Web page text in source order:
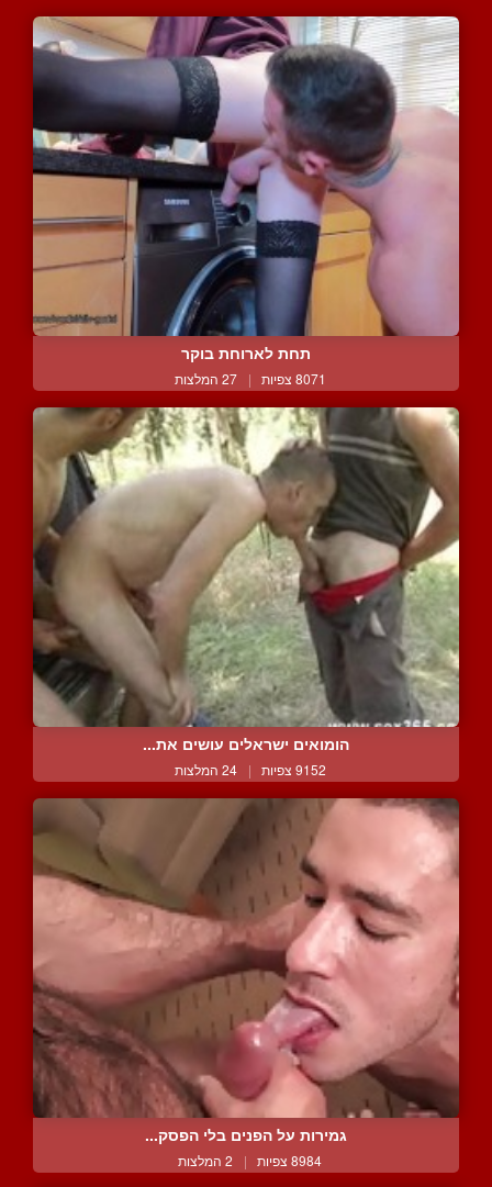
תחת לארוחת בוקר
8071 צפיות | 27 המלצות
הומואים ישראלים עושים את...
9152 צפיות | 24 המלצות
גמירות על הפנים בלי הפסק...
8984 צפיות | 2 המלצות